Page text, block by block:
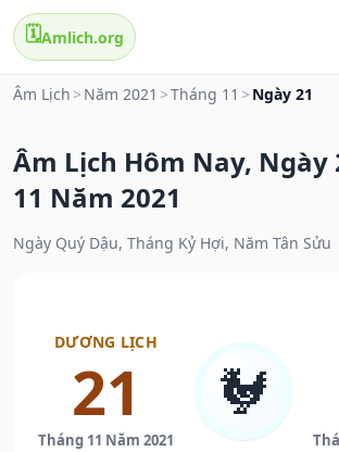
🗓️Amlich.org
Âm Lịch > Năm 2021 >Tháng 11 > Ngày 21
Âm Lịch Hôm Nay, Ngày
11 Năm 2021
Ngày Quý Dậu, Tháng Kỷ Hợi, Năm Tân Sửu
DƯƠNG LỊCH
21
Tháng 11 Năm 2021
🐓